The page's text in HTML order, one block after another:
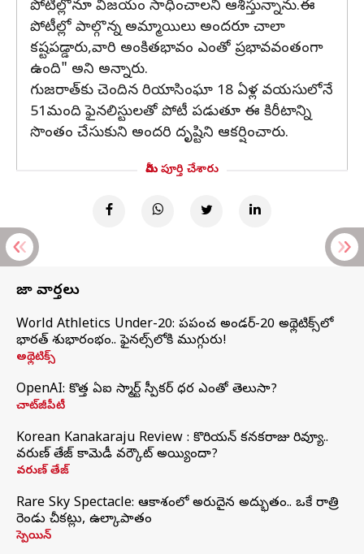
పోటీల్లోనూ విజయం సాధించాలని ఆశిస్తున్నాను.ఈ
పోటీల్లో పాల్గొన్న అమ్మాయిలు అందరూ చాలా
కష్టపడ్డారు,వారి అంకితభావం ఎంతో ప్రభావవంతంగా
ఉంది" అని అన్నారు.
గుజరాత్‌కు చెందిన రియాసింఘా 18 ఏళ్ల వయసులోనే
51మంది ఫైనలిస్టులతో పోటీ పడుతూ ఈ కిరీటాన్ని
సొంతం చేసుకుని అందరి దృష్టిని ఆకర్షించారు.
మీరు పూర్తి చేశారు
తాజా వార్తలు
World Athletics Under-20: ప్రపంచ అండర్-20 అథ్లెటిక్స్‌లో
భారత్‌ శుభారంభం.. ఫైనల్స్‌లోకి ముగ్గురు!
అథ్లెటిక్స్
OpenAI: కొత్త ఏఐ స్మార్ట్ స్పీకర్ ధర ఎంతో తెలుసా?
చాట్‌జీపీటీ
Korean Kanakaraju Review : కొరియన్ కనకరాజు రివ్యూ..
వరుణ్ తేజ్ కామెడీ వర్కౌట్ అయ్యిందా?
వరుణ్ తేజ్
Rare Sky Spectacle: ఆకాశంలో అరుదైన అద్భుతం.. ఒకే రాత్రి
రెండు చీకట్లు, ఉల్కాపాతం
స్పెయిన్